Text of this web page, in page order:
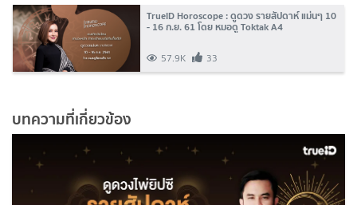
TrueID Horoscope : ดูดวง รายสัปดาห์ แม่นๆ 10
- 16 ก.ย. 61 โดย หมอดู Toktak A4
57.9K 33
บทความที่เกี่ยวข้อง